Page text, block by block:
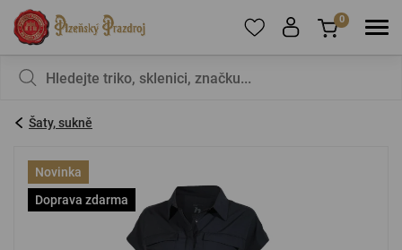
registrujte
0
Šaty, sukně
Novinka
Doprava zdarma